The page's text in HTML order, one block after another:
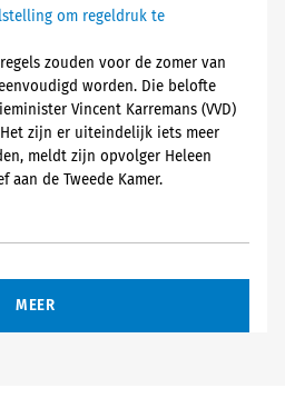
om regeldruk te
zouden voor de zomer van
worden. Die belofte
Vincent Karremans (VVD)
zijn er uiteindelijk iets meer
meldt zijn opvolger Heleen
aan de Tweede Kamer.
MEER